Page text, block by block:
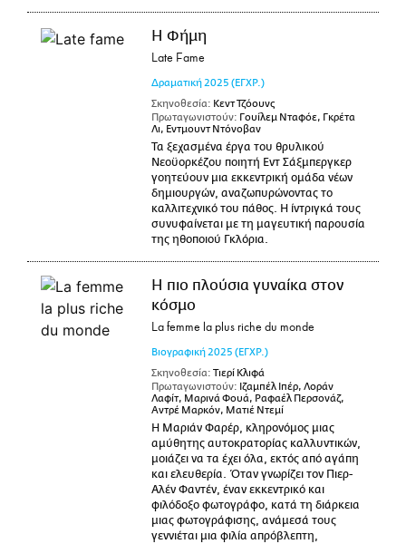
Η Φήμη
Late Fame
Δραματική 2025 (ΕΓΧΡ.)
Σκηνοθεσία: Κεντ Τζόουνς
Πρωταγωνιστούν: Γουίλεμ Νταφόε, Γκρέτα
Λι, Εντμουντ Ντόνοβαν
Τα ξεχασμένα έργα του θρυλικού
Νεοϋορκέζου ποιητή Εντ Σάξμπεργκερ
γοητεύουν μια εκκεντρική ομάδα νέων
δημιουργών, αναζωπυρώνοντας το
καλλιτεχνικό του πάθος. Η ίντριγκά τους
συνυφαίνεται με τη μαγευτική παρουσία
της ηθοποιού Γκλόρια.
Η πιο πλούσια γυναίκα στον
κόσμο
La femme la plus riche du monde
Βιογραφική 2025 (ΕΓΧΡ.)
Σκηνοθεσία: Τιερί Κλιφά
Πρωταγωνιστούν: Ιζαμπέλ Ιπέρ, Λοράν
Λαφίτ, Μαρινά Φουά, Ραφαέλ Περσονάζ,
Αντρέ Μαρκόν, Ματιέ Ντεμί
Η Μαριάν Φαρέρ, κληρονόμος μιας
αμύθητης αυτοκρατορίας καλλυντικών,
μοιάζει να τα έχει όλα, εκτός από αγάπη
και ελευθερία. Όταν γνωρίζει τον Πιερ-
Αλέν Φαντέν, έναν εκκεντρικό και
φιλόδοξο φωτογράφο, κατά τη διάρκεια
μιας φωτογράφισης, ανάμεσά τους
γεννιέται μια φιλία απρόβλεπτη,